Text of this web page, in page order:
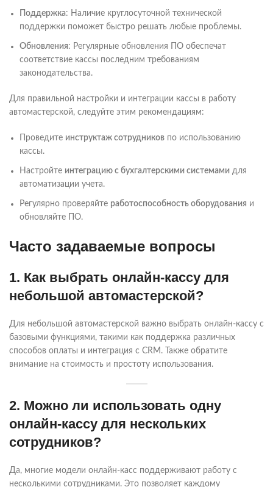
Поддержка: Наличие круглосуточной технической
поддержки поможет быстро решать любые проблемы.
Обновления: Регулярные обновления ПО обеспечат
соответствие кассы последним требованиям
законодательства.
Для правильной настройки и интеграции кассы в работу
автомастерской, следуйте этим рекомендациям:
Проведите инструктаж сотрудников по использованию
кассы.
Настройте интеграцию с бухгалтерскими системами для
автоматизации учета.
Регулярно проверяйте работоспособность оборудования и
обновляйте ПО.
Часто задаваемые вопросы
1. Как выбрать онлайн-кассу для
небольшой автомастерской?
Для небольшой автомастерской важно выбрать онлайн-кассу с
базовыми функциями, такими как поддержка различных
способов оплаты и интеграция с CRM. Также обратите
внимание на стоимость и простоту использования.
2. Можно ли использовать одну
онлайн-кассу для нескольких
сотрудников?
Да, многие модели онлайн-касс поддерживают работу с
несколькими сотрудниками. Это позволяет каждому